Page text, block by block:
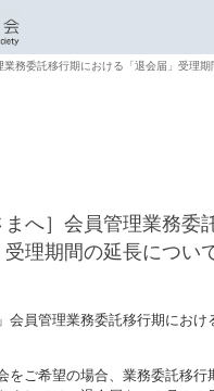
知らせ
業務委託移行期における「退会届」受理
まへ］会員管理業務委
理期間の延長につい
会員管理業務委託移行期におけ
をご希望の場合、業務委託移行